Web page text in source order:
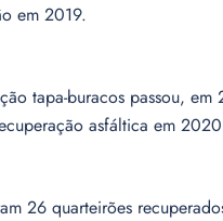
em 2019.
tapa-buracos passou, em
asfáltica em
26 quarteirões